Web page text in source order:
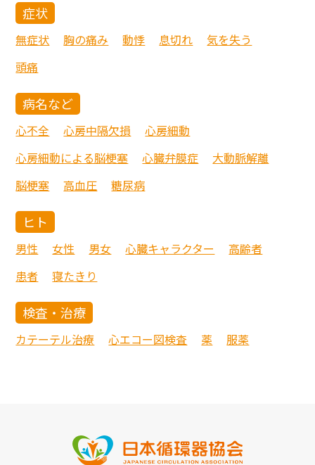
症状
無症状 胸の痛み 動悸 息切れ
気を失う
頭痛
病名など
心不全 心房中隔欠損
心房細動
心房細動による脳梗塞
心臓弁膜症
大動脈解離
脳梗塞
高血圧 糖尿病
ヒト
男性 女性 男女 心臓キャラクター
高齢者
患者
寝たきり
検査・治療
カテーテル治療 心エコー図検査 薬 服薬